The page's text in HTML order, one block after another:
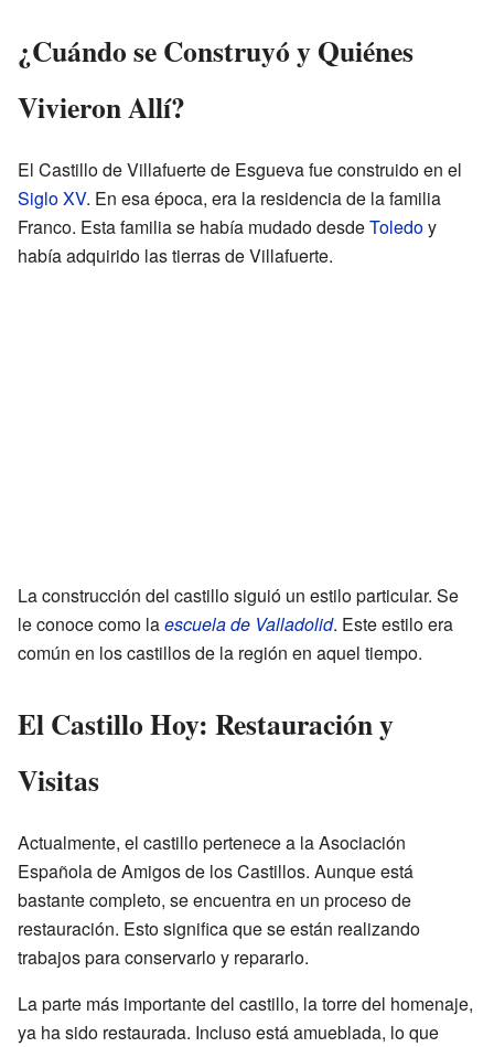
¿Cuándo se Construyó y Quiénes
Vivieron Allí?
El Castillo de Villafuerte de Esgueva fue construido en el
Siglo XV. En esa época, era la residencia de la familia
Franco. Esta familia se había mudado desdeToledoy
había adquirido las tierras de Villafuerte.
La construcción del castillo siguió un estilo particular. Se
le conoce como laescuela de Valladolid. Este estilo era
común en los castillos de la región en aquel tiempo.
El Castillo Hoy: Restauración y
Visitas
Actualmente, el castillo pertenece a la Asociación
Española de Amigos de los Castillos. Aunque está
bastante completo, se encuentra en un proceso de
restauración. Esto significa que se están realizando
trabajos para conservarlo y repararlo.
La parte más importante del castillo, la torre del homenaje,
ya ha sido restaurada. Incluso está amueblada, lo que